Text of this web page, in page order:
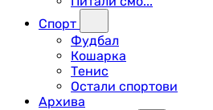
Спорт
Фудбал
Кошарка
Тенис
Остали спортови
Архива